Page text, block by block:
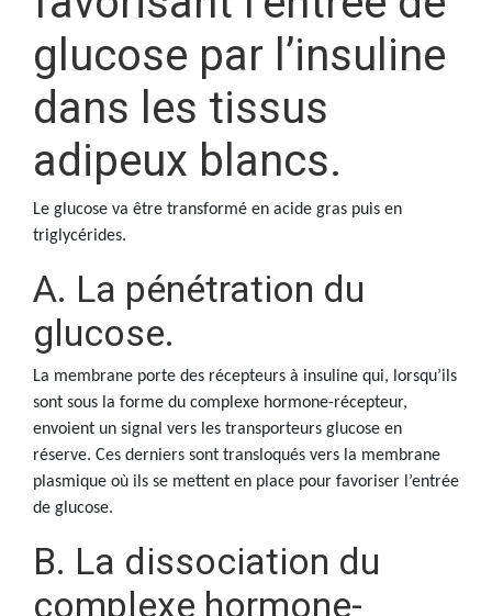
glucose par l’insuline
dans les tissus
adipeux blancs.
Le glucose va être transformé en acide gras puis en
triglycérides.
A. La pénétration du
glucose.
La membrane porte des récepteurs à insuline qui, lorsqu’ils
sont sous la forme du complexe hormone-récepteur,
envoient un signal vers les transporteurs glucose en
réserve. Ces derniers sont transloqués vers la membrane
plasmique où ils se mettent en place pour favoriser l’entrée
de glucose.
B. La dissociation du
complexe hormone-